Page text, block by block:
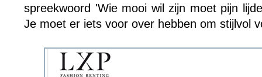
spreekwoord 'Wie mooi wil zijn moet pijn
Je moet er iets voor over hebben om stijlvol